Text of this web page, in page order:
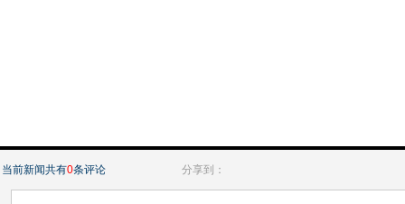
当前新闻共有0条评论 分享到：